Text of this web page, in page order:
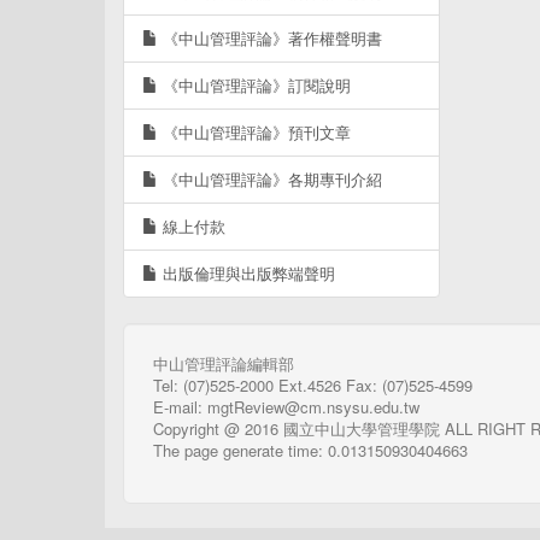
《中山管理評論》著作權聲明書
《中山管理評論》訂閱說明
《中山管理評論》預刊文章
《中山管理評論》各期專刊介紹
線上付款
出版倫理與出版弊端聲明
中山管理評論編輯部
Tel: (07)525-2000 Ext.4526 Fax: (07)525-4599
E-mail: mgtReview@cm.nsysu.edu.tw
Copyright @ 2016 國立中山大學管理學院 ALL RIGHT
The page generate time: 0.013150930404663